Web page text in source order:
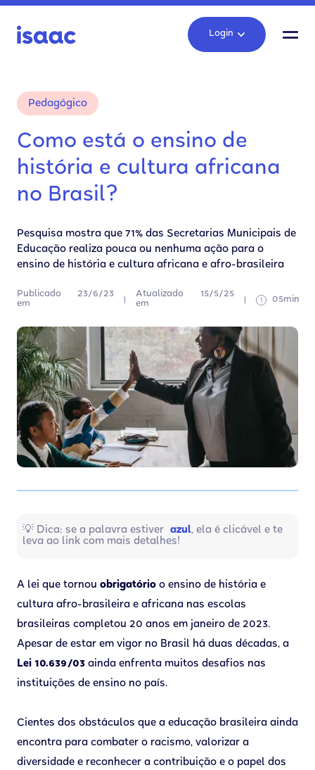
Login
Pedagógico
Como está o ensino de
história e cultura africana
no Brasil?
Pesquisa mostra que 71% das Secretarias Municipais de
Educação realiza pouca ou nenhuma ação para o
ensino de história e cultura africana e afro-brasileira
Publicado
em
23/6/23
Atualizado
em
15/5/25 05min
💡 Dica: se a palavra estiver azul, ela é clicável e te
leva ao link com mais detalhes!
A lei que tornou obrigatório o ensino de história e
cultura afro-brasileira e africana nas escolas
brasileiras completou 20 anos em janeiro de 2023.
Apesar de estar em vigor no Brasil há duas décadas, a
Lei 10.639/03 ainda enfrenta muitos desafios nas
instituições de ensino no país.
Cientes dos obstáculos que a educação brasileira ainda
encontra para combater o racismo, valorizar a
diversidade e reconhecer a contribuição e o papel dos